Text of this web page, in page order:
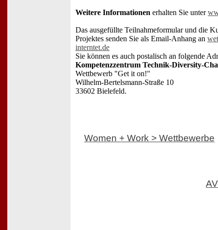
Weitere Informationen erhalten Sie unter
Das ausgefüllte Teilnahmeformular und die
Projektes senden Sie als Email-Anhang an
interntet.de
Sie können es auch postalisch an folgende
Kompetenzzentrum Technik-Diversity-
Wettbewerb "Get it on!"
Wilhelm-Bertelsmann-Straße 10
33602 Bielefeld.
Women + Work > Wettbewerbe